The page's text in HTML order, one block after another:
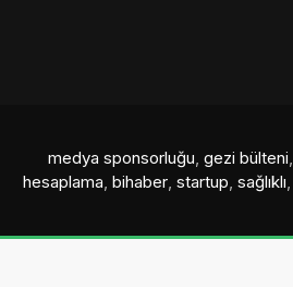
medya sponsorluğu, gezi bülteni,
hesaplama, bihaber, startup, sağlıklı,